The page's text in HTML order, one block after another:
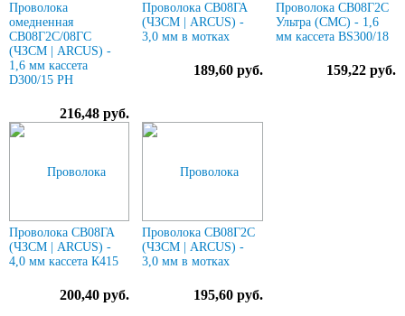
Проволока
омедненная
СВ08Г2С/08ГС
(ЧЗСМ | ARCUS) -
1,6 мм кассета
D300/15 РН
216,48 руб.
Проволока СВ08ГА
(ЧЗСМ | ARCUS) -
3,0 мм в мотках
189,60 руб.
Проволока СВ08Г2С
Ультра (СМС) - 1,6
мм кассета BS300/18
159,22 руб.
Проволока СВ08ГА
(ЧЗСМ | ARCUS) -
4,0 мм кассета К415
200,40 руб.
Проволока СВ08Г2С
(ЧЗСМ | ARCUS) -
3,0 мм в мотках
195,60 руб.